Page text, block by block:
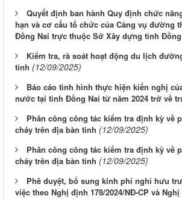
Quyết định ban hành Quy định chức
hạn và cơ cấu tổ chức của Cảng vụ đường
Đồng Nai trực thuộc Sở Xây dựng tỉnh Đồng
Kiểm tra, rà soát hoạt động du lịch
tỉnh (12/09/2025)
Báo cáo tình hình thực hiện kiến nghị
nước tại tỉnh Đồng Nai từ năm 2024 trở về
Phân công công tác kiểm tra định kỳ về
cháy trên địa bàn tỉnh (12/09/2025)
Phân công công tác kiểm tra định kỳ về
cháy trên địa bàn tỉnh (12/09/2025)
Phê duyệt, bổ sung kinh phí nghỉ hưu
việc theo Nghị định 178/2024/NĐ-CP và